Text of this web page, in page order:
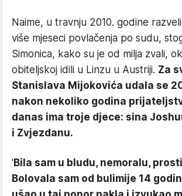
Naime, u travnju 2010. godine
više mjeseci povlačenja po sudu,
Simonica, kako su je od milja zvali,
obiteljskoj idili u Linzu u Austriji. Za
Stanislava Mijokovića udala se
nakon nekoliko godina
danas ima troje djece: sina
i Zvjezdanu.
'Bila sam u bludu, nemoralu,
Bolovala sam od bulimije 14